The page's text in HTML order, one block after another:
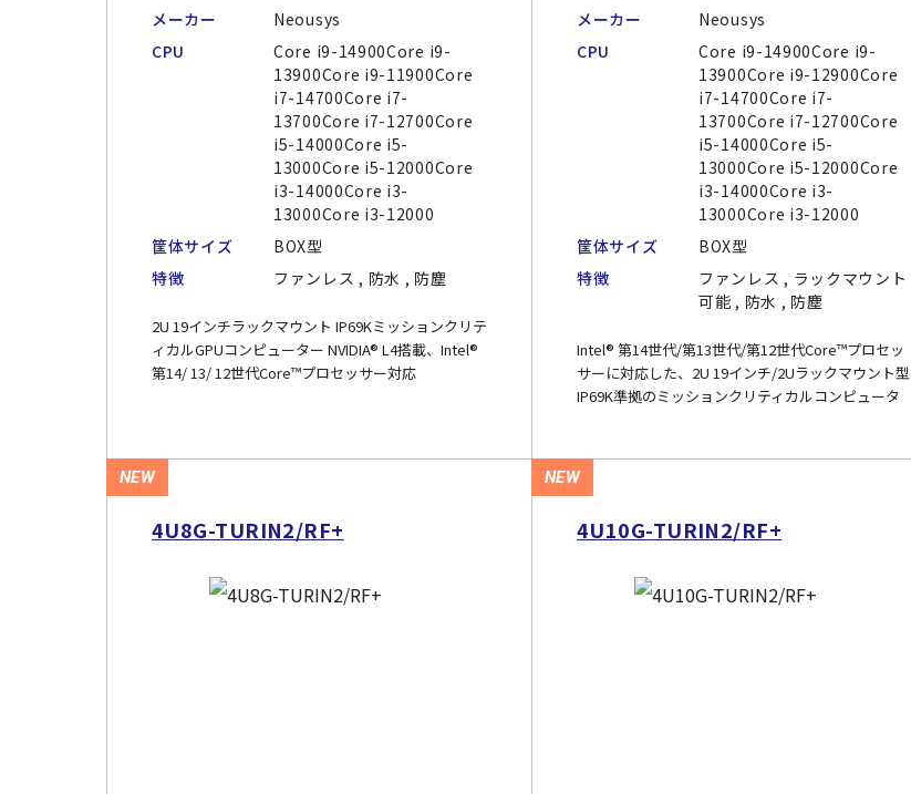
メーカー
Neousys
CPU
Core i9-14900Core i9-
13900Core i9-11900Core
i7-14700Core i7-
13700Core i7-12700Core
i5-14000Core i5-
13000Core i5-12000Core
i3-14000Core i3-
13000Core i3-12000
筐体サイズ
BOX型
特徴
ファンレス , 防水 , 防塵
2U 19インチラックマウント IP69Kミッションクリテ
ィカルGPUコンピューター NVIDIA® L4搭載、Intel®
第14/ 13/ 12世代Core™プロセッサー対応
メーカー
Neousys
CPU
Core i9-14900Core i9-
13900Core i9-12900Core
i7-14700Core i7-
13700Core i7-12700Core
i5-14000Core i5-
13000Core i5-12000Core
i3-14000Core i3-
13000Core i3-12000
筐体サイズ
BOX型
特徴
ファンレス , ラックマウント
可能 , 防水 , 防塵
Intel® 第14世代/第13世代/第12世代Core™プロセッ
サーに対応した、2U 19インチ/2Uラックマウント型
IP69K準拠のミッションクリティカルコンピュータ
NEW
4U8G-TURIN2/RF+
NEW
4U10G-TURIN2/RF+